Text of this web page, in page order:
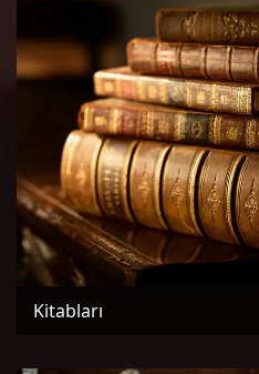
Kitabları